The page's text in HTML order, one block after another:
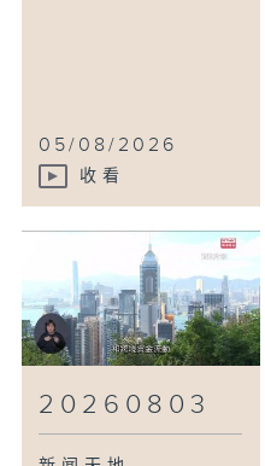
05/08/2026
收看
20260803